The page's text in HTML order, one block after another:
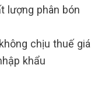
lượng phân bón
chịu thuế giá
khẩu